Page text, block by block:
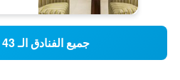
جميع الفنادق الـ 43 في الدمام